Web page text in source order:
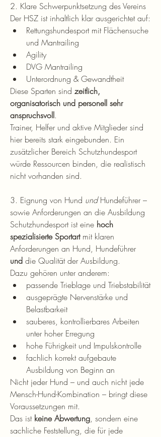
2. Klare Schwerpunktsetzung des Vereins
Der HSZ ist inhaltlich klar ausgerichtet auf:
Rettungshundesport mit Flächensuche
und Mantrailing
Agility
DVG Mantrailing
Unterordnung & Gewandtheit
Diese Sparten sind zeitlich,
organisatorisch und personell sehr
anspruchsvoll.
Trainer, Helfer und aktive Mitglieder sind
hier bereits stark eingebunden. Ein
zusätzlicher Bereich Schutzhundesport
würde Ressourcen binden, die realistisch
nicht vorhanden sind.
3. Eignung von Hund und Hundeführer –
sowie Anforderungen an die Ausbildung
Schutzhundesport ist eine hoch
spezialisierte Sportart mit klaren
Anforderungen an Hund, Hundeführer
und die Qualität der Ausbildung.
Dazu gehören unter anderem:
passende Trieblage und Triebstabilität
ausgeprägte Nervenstärke und
Belastbarkeit
sauberes, kontrollierbares Arbeiten
unter hoher Erregung
hohe Führigkeit und Impulskontrolle
fachlich korrekt aufgebaute
Ausbildung von Beginn an
Nicht jeder Hund – und auch nicht jede
Mensch-Hund-Kombination – bringt diese
Voraussetzungen mit.
Das ist keine Abwertung, sondern eine
sachliche Feststellung, die für jede